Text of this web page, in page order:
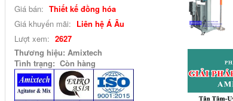
Giá bán: Thiết kế đồng hóa
Giá khuyến mãi: Liên hệ Á Âu
Lượt xem: 2627
Thương hiệu: Amixtech
Tình trạng: Còn hàng